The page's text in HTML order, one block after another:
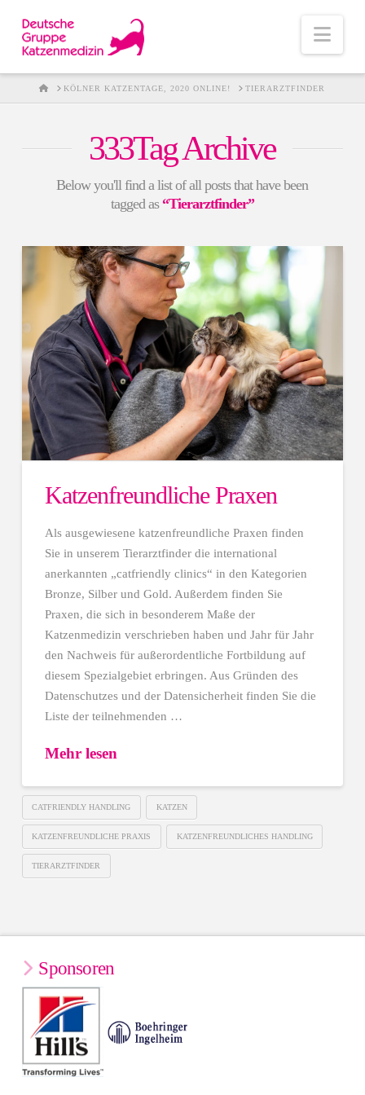
HOMEKÖLNER KATZENTAGE, 2020 ONLINE! TIERARZTFINDER
333Tag Archive
Below you'll find a list of all posts that have been
tagged as “Tierarztfinder”
Katzenfreundliche Praxen
Als ausgewiesene katzenfreundliche Praxen finden
Sie in unserem Tierarztfinder die international
anerkannten „catfriendly clinics“ in den Kategorien
Bronze, Silber und Gold. Außerdem finden Sie
Praxen, die sich in besonderem Maße der
Katzenmedizin verschrieben haben und Jahr für Jahr
den Nachweis für außerordentliche Fortbildung auf
diesem Spezialgebiet erbringen. Aus Gründen des
Datenschutzes und der Datensicherheit finden Sie die
Liste der teilnehmenden …
Mehr lesen
CATFRIENDLY HANDLING KATZEN
KATZENFREUNDLICHE PRAXIS KATZENFREUNDLICHES HANDLING
TIERARZTFINDER
Sponsoren